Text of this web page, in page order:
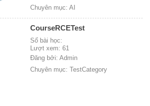
Chuyên mục: AI
CourseRCETest
Số bài học:
Lượt xem: 61
Đăng bởi: Admin
Chuyên mục: TestCategory